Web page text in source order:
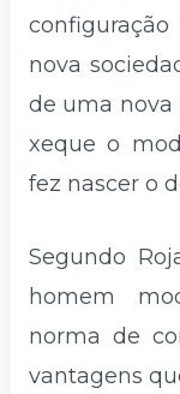
nova
de uma nova
xeque o
fez nascer o
Segundo
homem
norma de
vantagens